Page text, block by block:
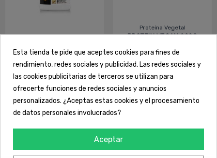
Proteína Vegetal
PROTEIN VEGAN 1KG -
MVP
30,44 €
Ver
Proteína Vegetal
PROTEIN VEGAN 900G
28,90 €
Ver
Esta tienda te pide que aceptes cookies para fines de
rendimiento, redes sociales y publicidad. Las redes sociales y
las cookies publicitarias de terceros se utilizan para
ofrecerte funciones de redes sociales y anuncios
personalizados. ¿Aceptas estas cookies y el procesamiento
de datos personales involucrados?
Aceptar